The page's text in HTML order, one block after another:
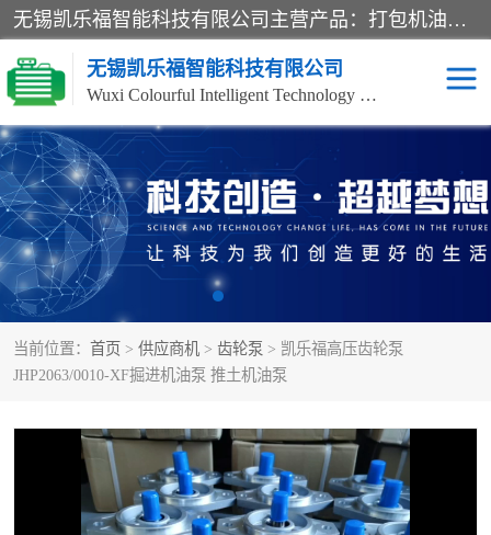
无锡凯乐福智能科技有限公司主营产品：打包机油泵、风冷式油冷却器、液压阀、液压泵、冷却器、过滤器及气动元器件。公司主导生产齿轮泵、齿轮马达、液压阀等产品。共计100多个系列、3000余种规格。覆盖了液压系统的动力元件、控制元件和执行元件，具备较强的成套供货、服务能力。
无锡凯乐福智能科技有限公司
Wuxi Colourful Intelligent Technology Co., Ltd
当前位置： 首页 > 供应商机 > 齿轮泵 > 凯乐福高压齿轮泵
JHP2063/0010-XF掘进机油泵 推土机油泵
齿轮泵 机床冷却泵
风冷式油冷却器 叶片泵
液压马达
柱塞泵 方向阀
高压球阀 电机
过滤器 列管式油冷却器